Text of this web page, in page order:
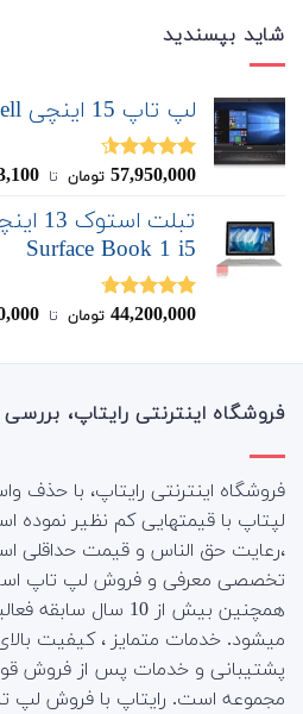
شاید بپسندید
لپ تاپ 15 اینچی Dell مدل Precision 3520
نمره4.50
57,950,000 تومان ‌ تا ‌
تبلت
Surface Book 1 i5
نمره4.67
44,200,000 تومان ‌ تا ‌
فروشگاه اینترنتی رایتاپ،
فروشگاه اینترنتی رایتاپ، با حذف
لپتاپ با قیمتهایی کم نظیر نموده
،رعایت حق الناس و قیمت حداقلی
تخصصی معرفی و فروش لپ تاپ
همچنین بیش از 10 سال
میشود. خدمات متمایز ، کیفیت
پشتیبانی و خدمات پس از فروش
مجموعه است. رایتاپ با فروش لپ